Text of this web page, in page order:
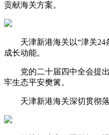
贡献海关方案。
天津新港海关以“津关24条
成长动能。
党的二十届四中全会提出
牢生态平安樊篱。
天津新港海关深切贯彻落